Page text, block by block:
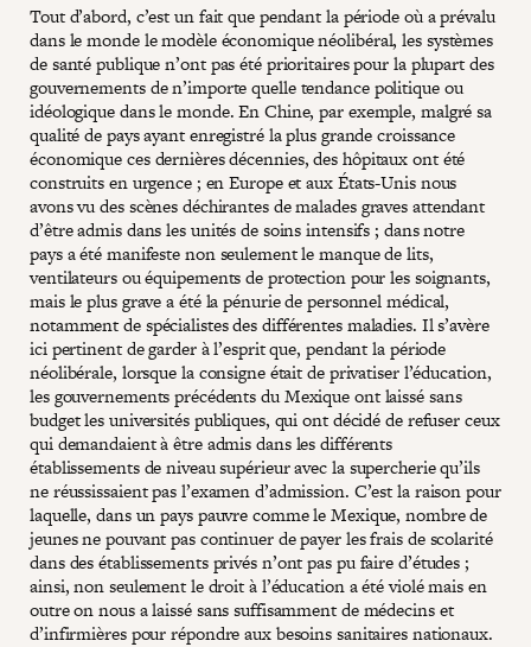
Tout d’abord, c’est un fait que pendant la période où a prévalu
dans le monde le modèle économique néolibéral, les systèmes
de santé publique n’ont pas été prioritaires pour la plupart des
gouvernements de n’importe quelle tendance politique ou
idéologique dans le monde. En Chine, par exemple, malgré sa
qualité de pays ayant enregistré la plus grande croissance
économique ces dernières décennies, des hôpitaux ont été
construits en urgence ; en Europe et aux États-Unis nous
avons vu des scènes déchirantes de malades graves attendant
d’être admis dans les unités de soins intensifs ; dans notre
pays a été manifeste non seulement le manque de lits,
ventilateurs ou équipements de protection pour les soignants,
mais le plus grave a été la pénurie de personnel médical,
notamment de spécialistes des différentes maladies. Il s’avère
ici pertinent de garder à l’esprit que, pendant la période
néolibérale, lorsque la consigne était de privatiser l’éducation,
les gouvernements précédents du Mexique ont laissé sans
budget les universités publiques, qui ont décidé de refuser ceux
qui demandaient à être admis dans les différents
établissements de niveau supérieur avec la supercherie qu’ils
ne réussissaient pas l’examen d’admission. C’est la raison pour
laquelle, dans un pays pauvre comme le Mexique, nombre de
jeunes ne pouvant pas continuer de payer les frais de scolarité
dans des établissements privés n’ont pas pu faire d’études ;
ainsi, non seulement le droit à l’éducation a été violé mais en
outre on nous a laissé sans suffisamment de médecins et
d’infirmières pour répondre aux besoins sanitaires nationaux.